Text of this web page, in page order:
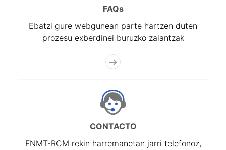
FAQs
Ebatzi gure webgunean parte hartzen duten
prozesu exberdinei buruzko zalantzak
CONTACTO
FNMT-RCM rekin harremanetan jarri telefonoz,